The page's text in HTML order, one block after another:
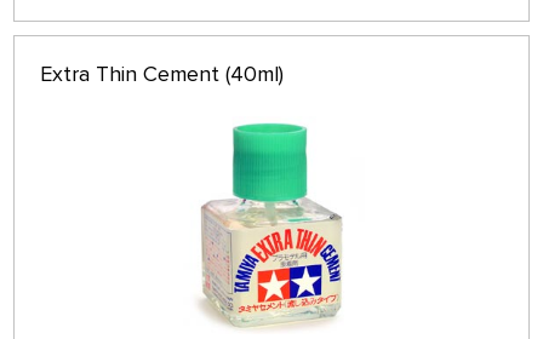
Extra Thin Cement (40ml)